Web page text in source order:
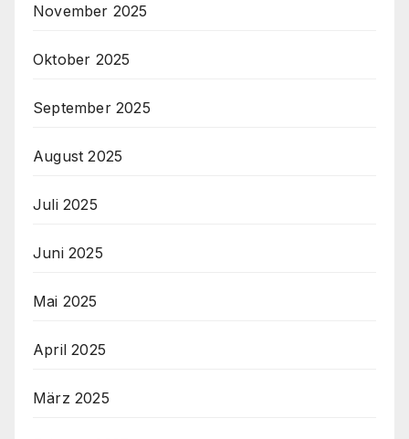
November 2025
Oktober 2025
September 2025
August 2025
Juli 2025
Juni 2025
Mai 2025
April 2025
März 2025